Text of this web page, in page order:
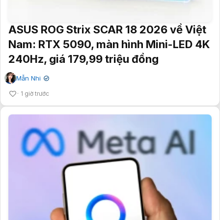
ASUS ROG Strix SCAR 18 2026 về Việt
Nam: RTX 5090, màn hình Mini-LED 4K
240Hz, giá 179,99 triệu đồng
Mẫn Nhi ✔
1 giờ trước